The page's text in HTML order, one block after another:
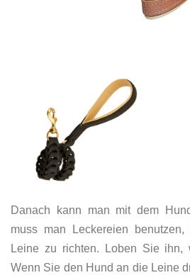
Danach kann man mit dem
muss man Leckereien
Leine zu richten. Loben Sie ihn,
Wenn Sie den Hund an die Leine